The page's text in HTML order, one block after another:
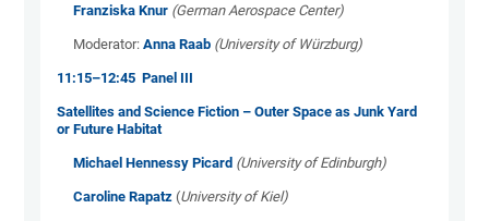
Franziska Knur (German Aerospace Center)
Moderator:Anna Raab (University of Würzburg)
11:15–12:45 Panel III
Satellites and Science Fiction – Outer Space as Junk Yard
or Future Habitat
Michael Hennessy Picard (University of Edinburgh)
Caroline Rapatz (University of Kiel)